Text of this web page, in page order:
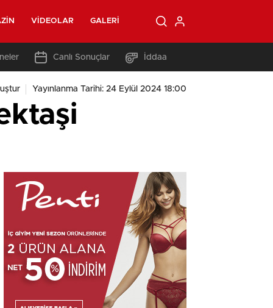
VIDEOLAR GALERI
Canlı Sonuçlar İddaa
Yayınlanma Tarihi: 24 Eylül 2024 18:00